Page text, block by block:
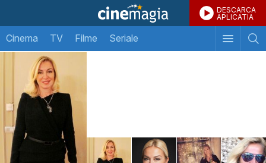
DESCARCA
APLICATIA
Cinema TV Filme Seriale